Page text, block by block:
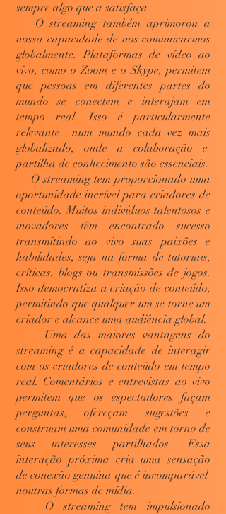
sempre algo que a satisfaça.
O streaming também aprimorou a
nossa capacidade de nos comunicarmos
globalmente. Plataformas de vídeo ao
vivo, como o Zoom e o Skype, permitem
que pessoas em diferentes partes do
mundo se conectem e interajam em
tempo real. Isso é particularmente
relevante num mundo cada vez mais
globalizado, onde a colaboração e
partilha de conhecimento são essenciais.
O streaming tem proporcionado uma
oportunidade incrível para criadores de
conteúdo. Muitos indivíduos talentosos e
inovadores têm encontrado sucesso
transmitindo ao vivo suas paixões e
habilidades, seja na forma de tutoriais,
críticas, blogs ou transmissões de jogos.
Isso democratiza a criação de conteúdo,
permitindo que qualquer um se torne um
criador e alcance uma audiência global.
Uma das maiores vantagens do
streaming é a capacidade de interagir
com os criadores de conteúdo em tempo
real. Comentários e entrevistas ao vivo
permitem que os espectadores façam
perguntas, ofereçam sugestões e
construam uma comunidade em torno de
seus interesses partilhados. Essa
interação próxima cria uma sensação
de conexão genuína que é incomparável
noutras formas de mídia.
O streaming tem impulsionado